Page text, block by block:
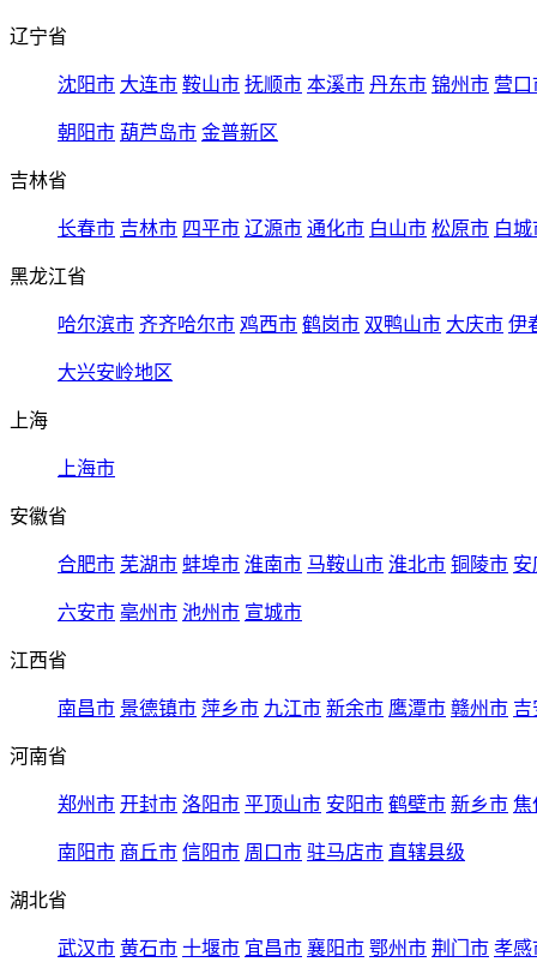
辽宁省
沈阳市 大连市 鞍山市 抚顺市 本溪市 丹东市 锦州市 营口
朝阳市 葫芦岛市 金普新区
吉林省
长春市 吉林市 四平市 辽源市 通化市 白山市 松原市 白城
黑龙江省
哈尔滨市 齐齐哈尔市 鸡西市 鹤岗市 双鸭山市 大庆市 伊
大兴安岭地区
上海
上海市
安徽省
合肥市 芜湖市 蚌埠市 淮南市 马鞍山市 淮北市 铜陵市 安
六安市 亳州市 池州市 宣城市
江西省
南昌市 景德镇市 萍乡市 九江市 新余市 鹰潭市 赣州市 吉
河南省
郑州市 开封市 洛阳市 平顶山市 安阳市 鹤壁市 新乡市 焦
南阳市 商丘市 信阳市 周口市 驻马店市 直辖县级
湖北省
武汉市 黄石市 十堰市 宜昌市 襄阳市 鄂州市 荆门市 孝感